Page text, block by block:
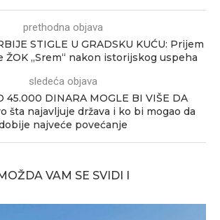
prethodna objava
STIGLE U GRADSKU KUĆU: Prijem
ŽOK „Srem“ nakon istorijskog uspeha
sledeća objava
45.000 DINARA MOGLE BI VIŠE DA
šta najavljuje država i ko bi mogao da
najveće povećanje
VAM SE SVIDI I